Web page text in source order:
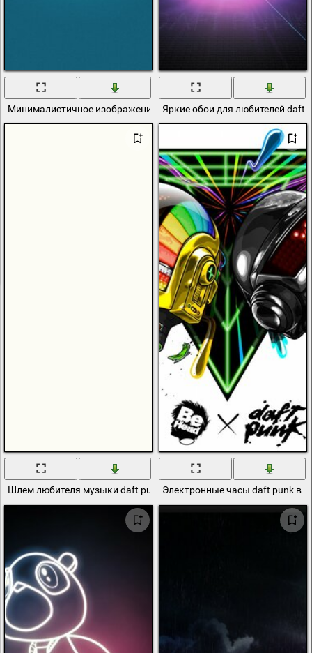
Минималистичное изображение коллектива daft punk
Яркие обои для любителей daft
Шлем любителя музыки daft punk Электронные часы daft punk в